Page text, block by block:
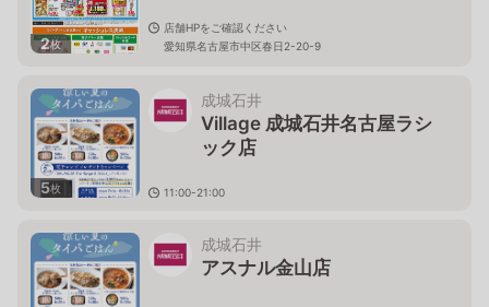
2枚
店舗HPをご確認ください
愛知県名古屋市中区春日2-20-9
5枚
成城石井
Village 成城石井名古屋ラシ
ック店
11:00-21:00
成城石井
アスナル金山店